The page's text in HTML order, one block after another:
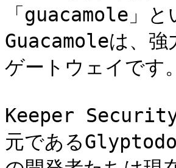
「guacamole」
Guacamoleは、強
ゲートウェイです。
Keeper Security
元である